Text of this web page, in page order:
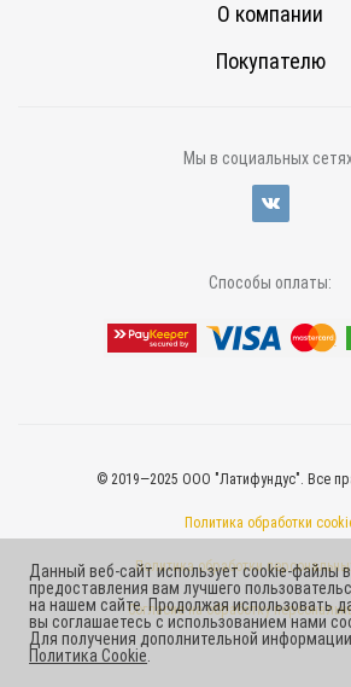
О компании
Покупателю
Мы в социальных
Способы оплаты:
© 2019—2025 ООО "Латифундус". Все
Политика обработки
Политика обработки
Согласие на обработку
Данный веб-сайт использует cookie-файлы
предоставления вам лучшего
на нашем сайте. Продолжая использовать
вы соглашаетесь с использованием нами
Для получения дополнительной
Политика Cookie